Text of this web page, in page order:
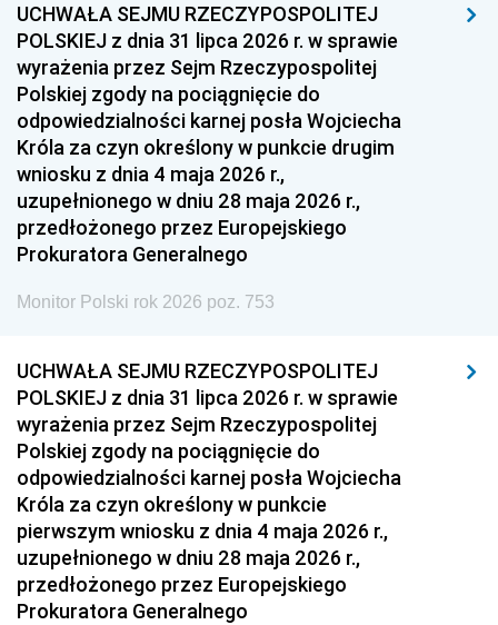
UCHWAŁA SEJMU RZECZYPOSPOLITEJ
POLSKIEJ z dnia 31 lipca 2026 r. w sprawie
wyrażenia przez Sejm Rzeczypospolitej
Polskiej zgody na pociągnięcie do
odpowiedzialności karnej posła Wojciecha
Króla za czyn określony w punkcie drugim
wniosku z dnia 4 maja 2026 r.,
uzupełnionego w dniu 28 maja 2026 r.,
przedłożonego przez Europejskiego
Prokuratora Generalnego
Monitor Polski rok 2026 poz. 753
UCHWAŁA SEJMU RZECZYPOSPOLITEJ
POLSKIEJ z dnia 31 lipca 2026 r. w sprawie
wyrażenia przez Sejm Rzeczypospolitej
Polskiej zgody na pociągnięcie do
odpowiedzialności karnej posła Wojciecha
Króla za czyn określony w punkcie
pierwszym wniosku z dnia 4 maja 2026 r.,
uzupełnionego w dniu 28 maja 2026 r.,
przedłożonego przez Europejskiego
Prokuratora Generalnego